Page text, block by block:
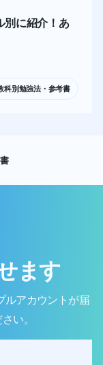
別に紹介！あ
科別勉強法・参考書
ます
ルアカウントが届
い。